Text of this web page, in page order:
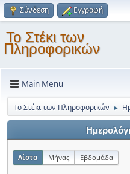
Σύνδεση Εγγραφή
Το Στέκι των
Πληροφορικών
Main Menu
Το Στέκι των Πληροφορικών ►
Λίστα Μήνας Εβδομάδα